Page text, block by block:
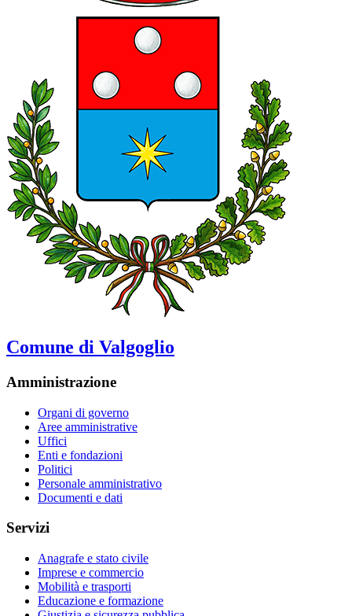
Comune di Valgoglio
Amministrazione
Organi di governo
Aree amministrative
Uffici
Enti e fondazioni
Politici
Personale amministrativo
Documenti e dati
Servizi
Anagrafe e stato civile
Imprese e commercio
Mobilità e trasporti
Educazione e formazione